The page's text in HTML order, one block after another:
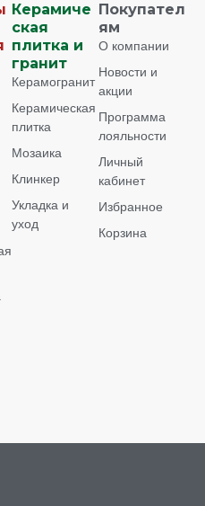
Керамиче
ская
плитка и
гранит
Керамогранит
Керамическая
плитка
Мозаика
Клинкер
Укладка и
уход
Покупател
ям
О компании
Новости и
акции
Программа
лояльности
Личный
кабинет
Избранное
Корзина